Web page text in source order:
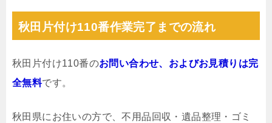
秋田片付け110番作業完了までの流れ
秋田片付け110番のお問い合わせ、およびお見積りは完
全無料です。
秋田県にお住いの方で、不用品回収・遺品整理・ゴミ